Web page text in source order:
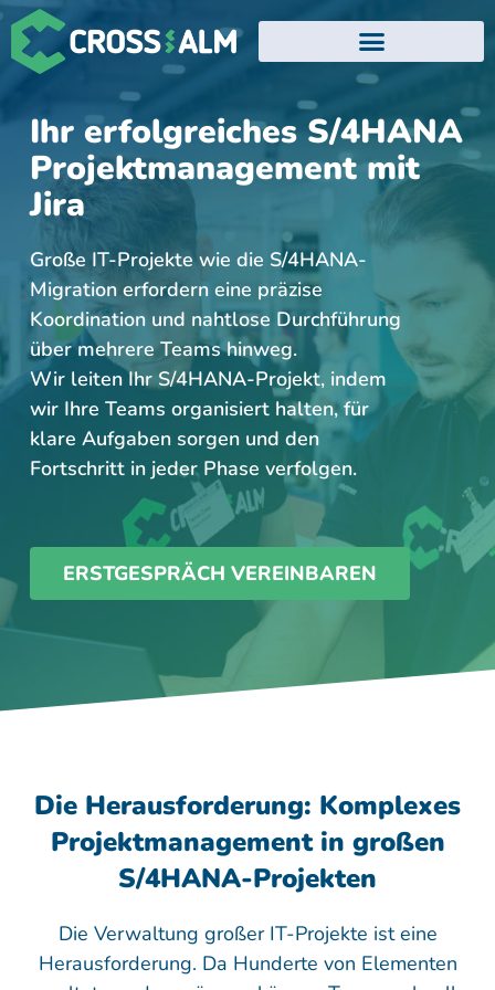
Ihr erfolgreiches S/4HANA
Projektmanagement mit
Jira
Große IT-Projekte wie die S/4HANA-
Migration erfordern eine präzise
Koordination und nahtlose Durchführung
über mehrere Teams hinweg.
Wir leiten Ihr S/4HANA-Projekt, indem
wir Ihre Teams organisiert halten, für
klare Aufgaben sorgen und den
Fortschritt in jeder Phase verfolgen.
ERSTGESPRÄCH VEREINBAREN
Die Herausforderung: Komplexes
Projektmanagement in großen
S/4HANA-Projekten
Die Verwaltung großer IT-Projekte ist eine
Herausforderung. Da Hunderte von Elementen